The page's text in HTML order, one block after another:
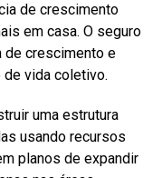
de crescimento
em casa. O seguro
de crescimento e
vida coletivo.
uma estrutura
usando recursos
planos de expandir